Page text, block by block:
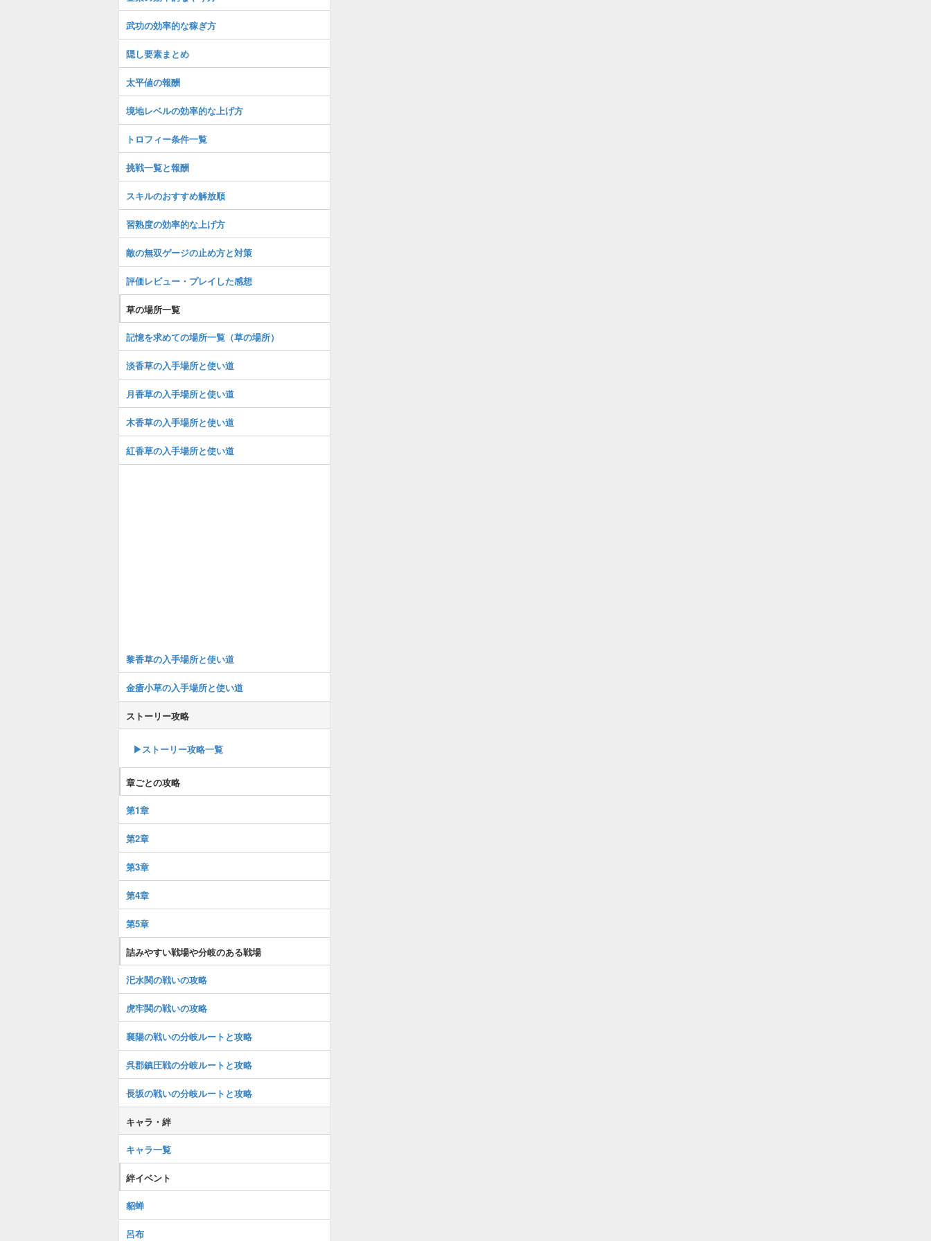
武功の効率的な稼ぎ方
隠し要素まとめ
太平値の報酬
境地レベルの効率的な上げ方
トロフィー条件一覧
挑戦一覧と報酬
スキルのおすすめ解放順
習熟度の効率的な上げ方
敵の無双ゲージの止め方と対策
評価レビュー・プレイした感想
草の場所一覧
記憶を求めての場所一覧（草の場所）
淡香草の入手場所と使い道
月香草の入手場所と使い道
木香草の入手場所と使い道
紅香草の入手場所と使い道
黎香草の入手場所と使い道
金瘡小草の入手場所と使い道
ストーリー攻略
▶︎ストーリー攻略一覧
章ごとの攻略
第1章
第2章
第3章
第4章
第5章
詰みやすい戦場や分岐のある戦場
汜水関の戦いの攻略
虎牢関の戦いの攻略
襄陽の戦いの分岐ルートと攻略
呉郡鎮圧戦の分岐ルートと攻略
長坂の戦いの分岐ルートと攻略
キャラ・絆
キャラ一覧
絆イベント
貂蝉
呂布